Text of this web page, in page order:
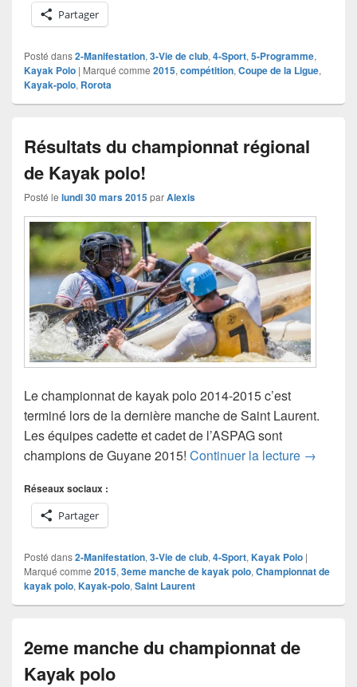
Partager
Posté dans2-Manifestation, 3-Vie de club, 4-Sport, 5-Programme,
Kayak Polo | Marqué comme 2015, compétition, Coupe de la Ligue,
Kayak-polo, Rorota
Résultats du championnat régional
de Kayak polo!
Posté le lundi 30 mars 2015parAlexis
Le championnat de kayak polo 2014-2015 c’est
terminé lors de la dernière manche de Saint Laurent.
Les équipes cadette et cadet de l’ASPAG sont
champions de Guyane 2015! Continuer la lecture →
Réseaux sociaux :
Partager
Posté dans2-Manifestation, 3-Vie de club, 4-Sport, Kayak Polo |
Marqué comme 2015, 3eme manche de kayak polo, Championnat de
kayak polo, Kayak-polo, Saint Laurent
2eme manche du championnat de
Kayak polo